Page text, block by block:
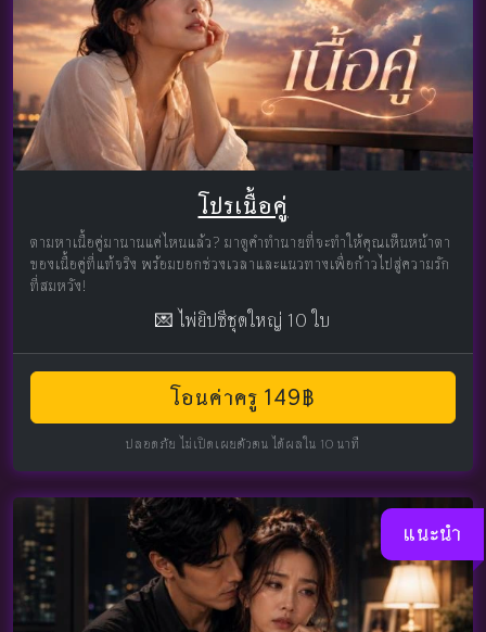
โปรเนื้อคู่
ตามหาเนื้อคู่มานานแค่ไหนแล้ว? มาดูคำทำนายที่จะทำให้คุณเห็นหน้าตา
ของเนื้อคู่ที่แท้จริง พร้อมบอกช่วงเวลาและแนวทางเพื่อก้าวไปสู่ความรัก
ที่สมหวัง!
💌 ไพ่ยิปซีชุดใหญ่ 10 ใบ
โอนค่าครู 149฿
ปลอดภัย ไม่เปิดเผยตัวตน ได้ผลใน 10 นาที
แนะนำ